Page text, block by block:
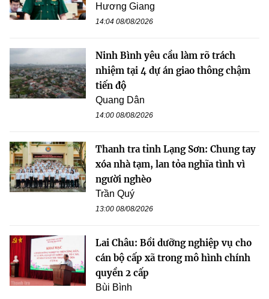
Hương Giang
14:04 08/08/2026
Ninh Bình yêu cầu làm rõ trách
nhiệm tại 4 dự án giao thông chậm
tiến độ
Quang Dân
14:00 08/08/2026
Thanh tra tỉnh Lạng Sơn: Chung tay
xóa nhà tạm, lan tỏa nghĩa tình vì
người nghèo
Trần Quý
13:00 08/08/2026
Lai Châu: Bồi dưỡng nghiệp vụ cho
cán bộ cấp xã trong mô hình chính
quyền 2 cấp
Bùi Bình